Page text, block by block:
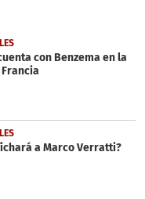
con Benzema en la
a Marco Verratti?